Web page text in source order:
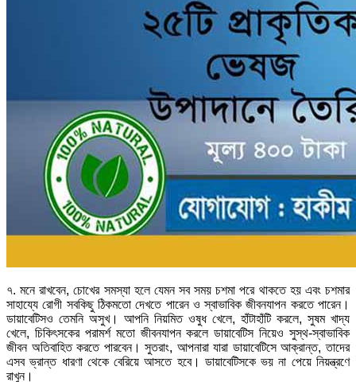
৭. মনে রাখবেন, চোখের সমস্যা হলে যেমন সব সময় চশমা পরে থাকতে হয় এবং চশমার
সাহায্যে রোগী সবকিছু ঠিকমতো দেখতে পারেন ও স্বাভাবিক জীবনযাপন করতে পারেন।
ডায়াবেটিসও তেমনি অসুখ। আপনি নিয়মিত ওষুধ খেলে, হাঁটাহাঁটি করলে, সুষম খাদ্য
খেলে, চিকিৎসকের পরামর্শ মতো জীবনযাপন করলে ডায়াবেটিস নিয়েও সুস্থ-স্বাভাবিক
জীবন অতিবাহিত করতে পারবেন। সুতরাং, আপনারা যারা ডায়াবেটিসে আক্রান্ত, তাদের
এসব ভ্রান্ত ধারণা থেকে বেরিয়ে আসতে হবে। ডায়াবেটিসকে ভয় না পেয়ে নিয়ন্ত্রণে
রাখুন।